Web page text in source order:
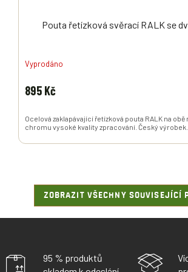
Pouta řetízková svěrací RALK se
Vyprodáno
895 Kč
Ocelová zaklapávající řetízková pouta RALK na obě
chromu vysoké kvality zpracování. Český výrobek.
ZOBRAZIT VŠECHNY SOUVISEJÍCÍ
95 % produktů